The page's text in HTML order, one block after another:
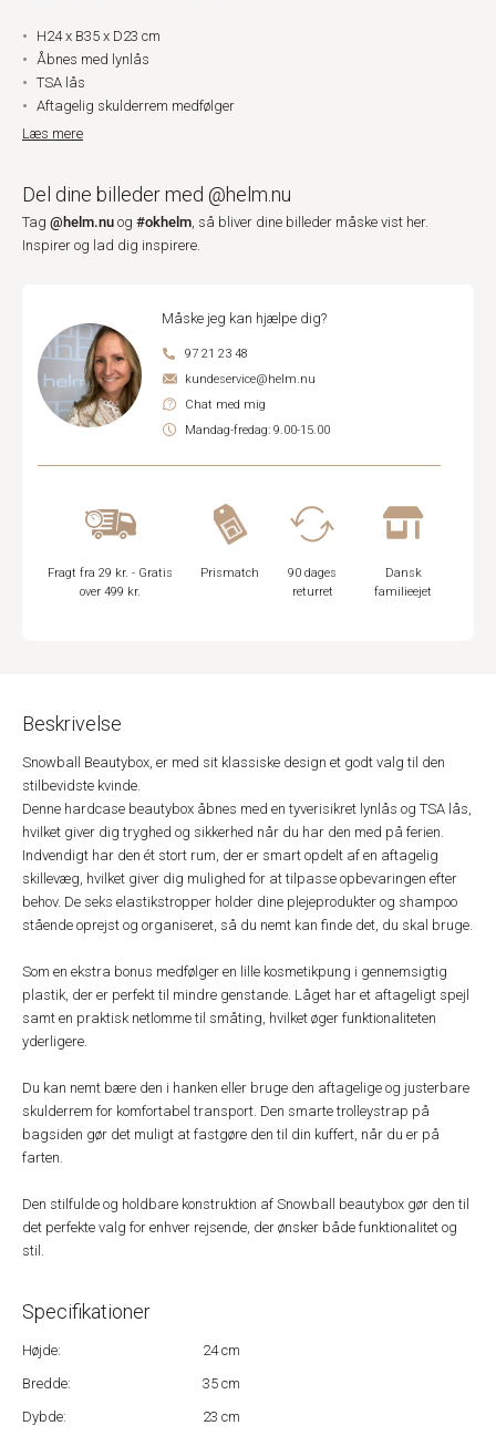
H24 x B35 x D23 cm
Åbnes med lynlås
TSA lås
Aftagelig skulderrem medfølger
Læs mere
Del dine billeder med @helm.nu
Tag @helm.nu og #okhelm, så bliver dine billeder måske vist her.
Inspirer og lad dig inspirere.
Måske jeg kan hjælpe dig?
97 21 23 48
kundeservice@helm.nu
Chat med mig
Mandag-fredag: 9.00-15.00
Fragt fra 29 kr. - Gratis
over 499 kr.
Prismatch
90 dages
returret
Dansk
familieejet
Beskrivelse
Snowball Beautybox, er med sit klassiske design et godt valg til den
stilbevidste kvinde.
Denne hardcase beautybox åbnes med en tyverisikret lynlås og TSA lås,
hvilket giver dig tryghed og sikkerhed når du har den med på ferien.
Indvendigt har den ét stort rum, der er smart opdelt af en aftagelig
skillevæg, hvilket giver dig mulighed for at tilpasse opbevaringen efter
behov. De seks elastikstropper holder dine plejeprodukter og shampoo
stående oprejst og organiseret, så du nemt kan finde det, du skal bruge.
Som en ekstra bonus medfølger en lille kosmetikpung i gennemsigtig
plastik, der er perfekt til mindre genstande. Låget har et aftageligt spejl
samt en praktisk netlomme til småting, hvilket øger funktionaliteten
yderligere.
Du kan nemt bære den i hanken eller bruge den aftagelige og justerbare
skulderrem for komfortabel transport. Den smarte trolleystrap på
bagsiden gør det muligt at fastgøre den til din kuffert, når du er på
farten.
Den stilfulde og holdbare konstruktion af Snowball beautybox gør den til
det perfekte valg for enhver rejsende, der ønsker både funktionalitet og
stil.
Specifikationer
Højde:
24 cm
Bredde:
35 cm
Dybde:
23 cm